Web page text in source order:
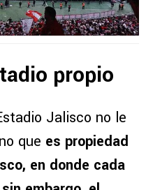
propio
Jalisco no le
que es propiedad
en donde cada